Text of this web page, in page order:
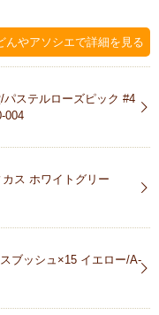
んやアソシエで詳細を見る
ステルローズピック #4
004
ス ホワイトグリー
ブッシュ×15 イエロー/A-